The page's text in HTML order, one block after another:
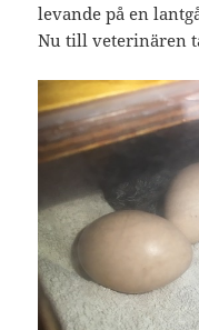
levande på en
Nu till veterinären